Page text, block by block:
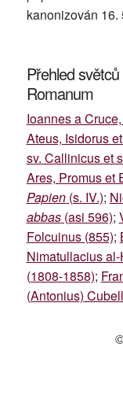
kanonizován 16.
Přehled
Romanum
Ioannes a Cruce,
Ateus, Isidorus
sv. Callinicus et
Ares, Promus et
Papien(s. IV.);
abbas(asi 596);
Folcuinus (855);
Nimatullacius
(1808-1858);
(Antonius)